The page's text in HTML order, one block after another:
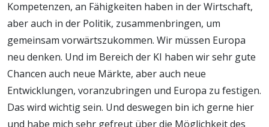
Kompetenzen, an Fähigkeiten haben in der Wirtschaft,
aber auch in der Politik, zusammenbringen, um
gemeinsam vorwärtszukommen. Wir müssen Europa
neu denken. Und im Bereich der KI haben wir sehr gute
Chancen auch neue Märkte, aber auch neue
Entwicklungen, voranzubringen und Europa zu festigen.
Das wird wichtig sein. Und deswegen bin ich gerne hier
und habe mich sehr gefreut über die Möglichkeit des